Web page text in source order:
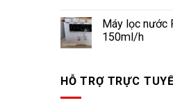
Máy lọc nước
150ml/h
HỖ TRỢ TRỰC